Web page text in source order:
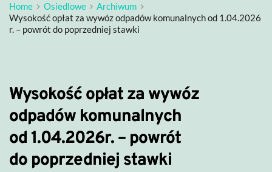
Home Osiedlowe
Archiwum
Wysokość opłat za wywóz odpadów komunalnych od 1.04.2026
r. – powrót do poprzedniej stawki
Wysokość opłat za wywóz
odpadów komunalnych
od 1.04.2026r. – powrót
do poprzedniej stawki